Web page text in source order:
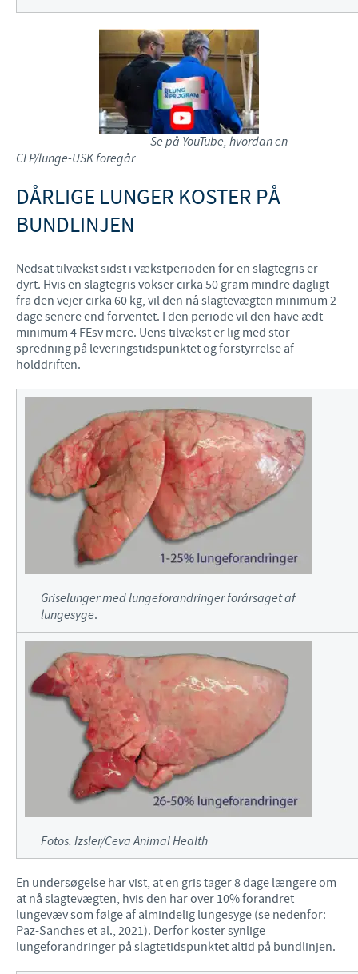
Se på YouTube, hvordan en
CLP/lunge-USK foregår
DÅRLIGE LUNGER KOSTER PÅ
BUNDLINJEN
Nedsat tilvækst sidst i vækstperioden for en slagtegris er
dyrt. Hvis en slagtegris vokser cirka 50 gram mindre dagligt
fra den vejer cirka 60 kg, vil den nå slagtevægten minimum 2
dage senere end forventet. I den periode vil den have ædt
minimum 4 FEsv mere. Uens tilvækst er lig med stor
spredning på leveringstidspunktet og forstyrrelse af
holddriften.
Griselunger med lungeforandringer forårsaget af
lungesyge.
Fotos: Izsler/Ceva Animal Health
En undersøgelse har vist, at en gris tager 8 dage længere om
at nå slagtevægten, hvis den har over 10% forandret
lungevæv som følge af almindelig lungesyge (se nedenfor:
Paz-Sanches et al., 2021). Derfor koster synlige
lungeforandringer på slagtetidspunktet altid på bundlinjen.